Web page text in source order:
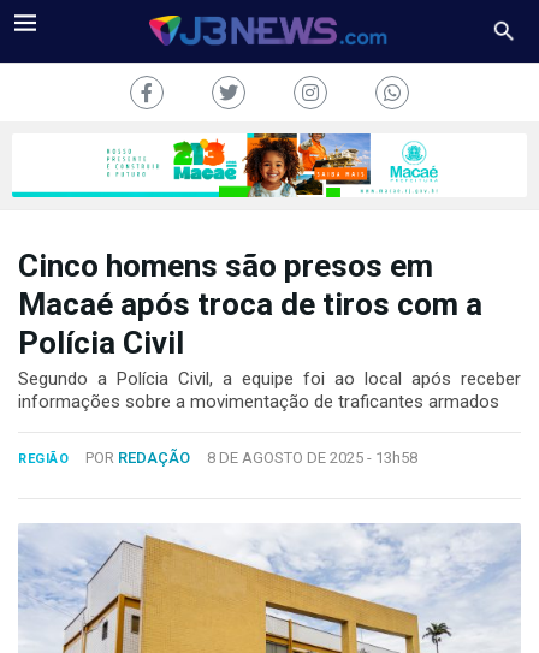
COLUNAS
FALE
CONOSCO
Copyright
2024
Desenvolvido
por
Hesea
Tecnologia
Cinco homens são presos em
Macaé após troca de tiros com a
Polícia Civil
Segundo a Polícia Civil, a equipe foi ao local após receber
informações sobre a movimentação de traficantes armados
REGIÃO POR REDAÇÃO 8 DE AGOSTO DE 2025 - 13h58